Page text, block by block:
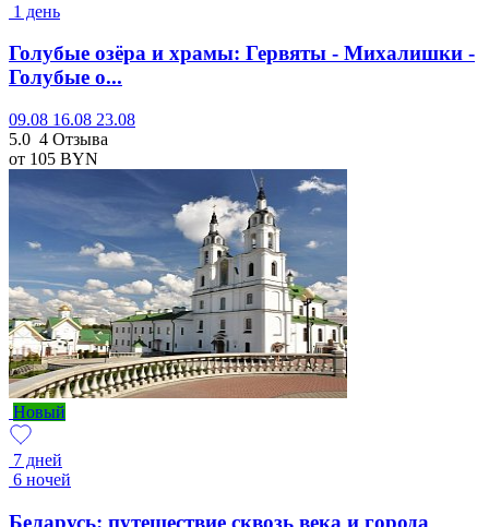
1 день
Голубые озёра и храмы: Гервяты - Михалишки -
Голубые о...
09.08 16.08 23.08
5.0 4 Отзыва
от 105 BYN
Новый
7 дней
6 ночей
Беларусь: путешествие сквозь века и города